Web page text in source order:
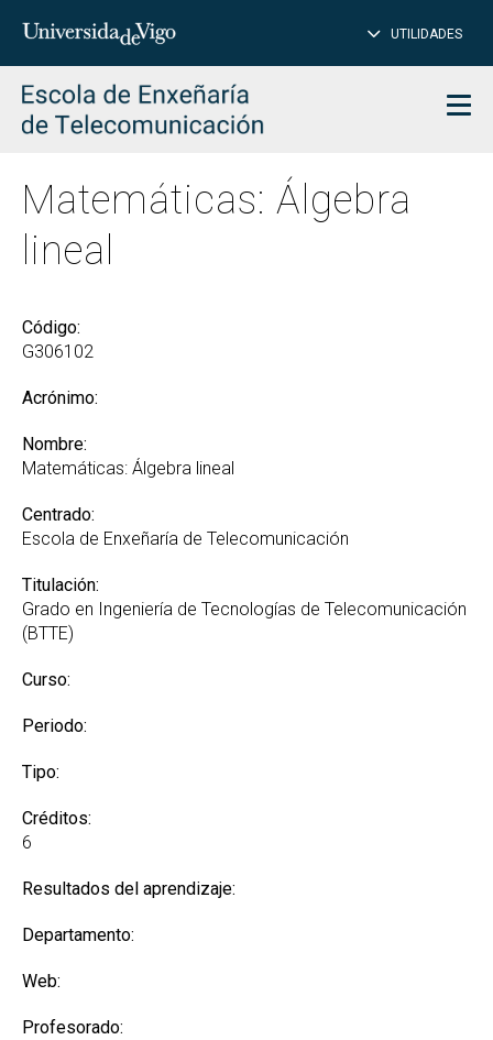
Insertar
para
buscar
UTILIDADES
Matemáticas: Álgebra
lineal
Código:
G306102
Acrónimo:
Nombre:
Matemáticas: Álgebra lineal
Centrado:
Escola de Enxeñaría de Telecomunicación
Titulación:
Grado en Ingeniería de Tecnologías de Telecomunicación
(BTTE)
Curso:
Periodo:
Tipo:
Créditos:
6
Resultados del aprendizaje:
Departamento:
Web:
Profesorado: